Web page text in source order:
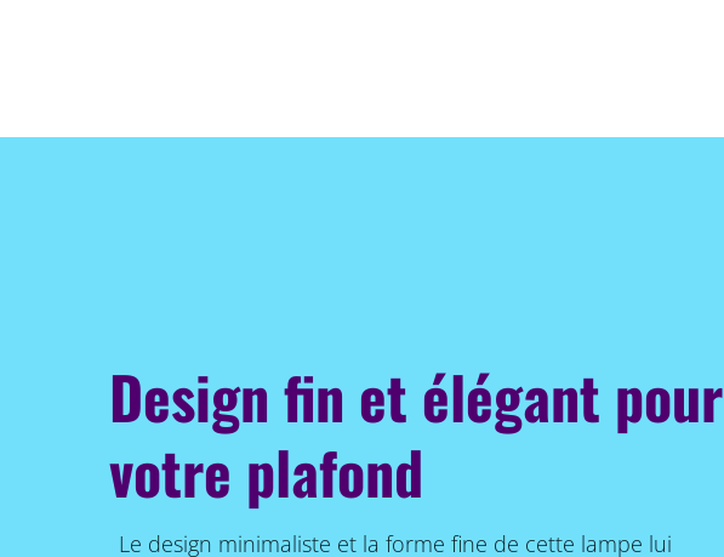
Design fin et élégant pour
votre plafond
Le design minimaliste et la forme fine de cette lampe lui